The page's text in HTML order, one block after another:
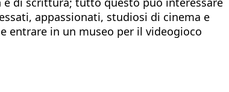
appassionati, studiosi di cinema e
entrare in un museo per il videogioco